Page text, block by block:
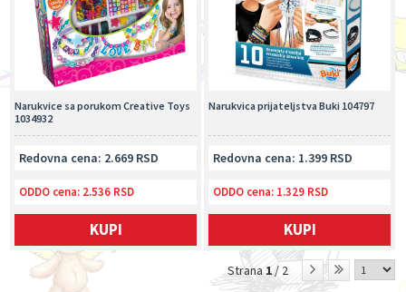
Narukvica prijateljstva Buki 104797
Redovna cena: 1.399 RSD
ODDO cena: 1.329 RSD
KUPI
Narukvice sa porukom Creative Toys
1034932
Redovna cena: 2.669 RSD
ODDO cena: 2.536 RSD
KUPI
Strana1/ 2